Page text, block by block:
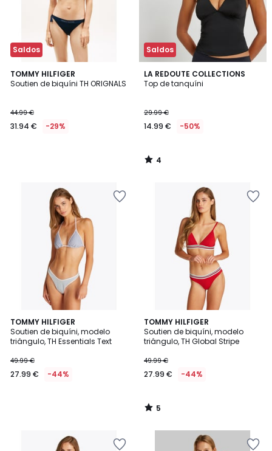
Saldos
TOMMY HILFIGER
Soutien de biquíni TH ORIGNALS
44.99 €
31.94 € -29%
Saldos
LA REDOUTE COLLECTIONS
Top de tanquíni
29.99 €
14.99 € -50%
4
/
4
/
TOMMY HILFIGER
Soutien de biquíni, modelo
triângulo, TH Essentials Text
49.99 €
27.99 € -44%
TOMMY HILFIGER
Soutien de biquíni, modelo
triângulo, TH Global Stripe
49.99 €
27.99 € -44%
5
/
5
5
/